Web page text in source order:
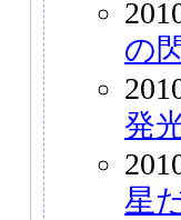
の
発
星